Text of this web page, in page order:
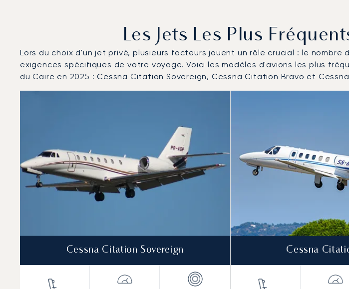
Les Jets Les Plus
Lors du choix d'un jet privé, plusieurs facteurs jouent un rôle crucial : le
exigences spécifiques de votre voyage. Voici les modèles d'avions les plus
du Caire en 2025 : Cessna Citation Sovereign, Cessna Citation Bravo et
Cessna Citation Sovereign Cessna